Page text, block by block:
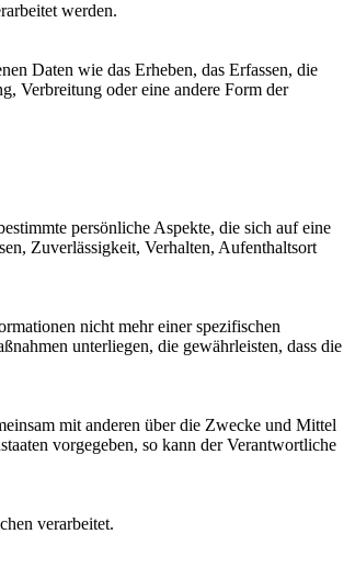
werden.
Daten wie das Erheben, das Erfassen, die
Verbreitung oder eine andere Form der
persönliche Aspekte, die sich auf eine
Zuverlässigkeit, Verhalten, Aufenthaltsort
nicht mehr einer spezifischen
unterliegen, die gewährleisten, dass die
mit anderen über die Zwecke und Mittel
vorgegeben, so kann der Verantwortliche
verarbeitet.